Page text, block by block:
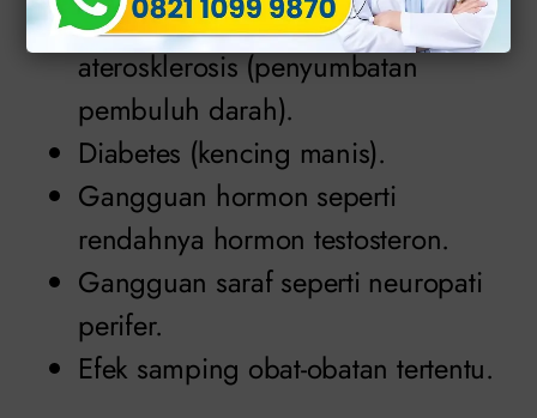
Gangguan pembuluh darah seperti
aterosklerosis (penyumbatan
pembuluh darah).
Diabetes (kencing manis).
Gangguan hormon seperti
rendahnya hormon testosteron.
Gangguan saraf seperti neuropati
perifer.
Efek samping obat-obatan tertentu.